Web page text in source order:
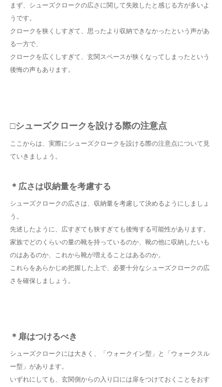
まず、シューズクロークの広さに関して失敗したと感じる方が多いよ
うです。
クロークを狭くしすぎて、思ったより収納できなかったという声があ
る一方で、
クロークを広くしすぎて、玄関スペースが狭くなってしまったという
後悔の声もあります。
□シューズクロークを設ける際の注意点
ここからは、実際にシューズクロークを設ける際の注意点について見
ていきましょう。
＊広さは収納量を考慮する
シューズクロークの広さは、収納量を考慮して決めるようにしましょ
う。
先述したように、広すぎても狭すぎても後悔する可能性があります。
家族でどのくらいの量の靴を持っているのか、靴の他に収納したいも
のはあるのか、これから靴が増えることはあるのか。
これらをあらかじめ把握した上で、必要十分なシューズクロークの広
さを確保しましょう。
＊扉はつけるべき
シューズクロークには大きく、「ウォークイン型」と「ウォークスル
ー型」があります。
いずれにしても、玄関側からの入り口には扉をつけておくことをおす